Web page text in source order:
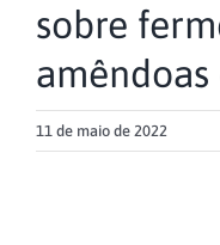
sobre
11 de maio de 2022